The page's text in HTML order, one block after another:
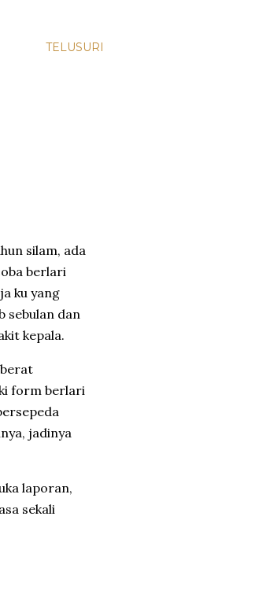
TELUSURI
silam, ada
berlari
ku yang
sebulan dan
kepala.
form berlari
jadinya
laporan,
sekali